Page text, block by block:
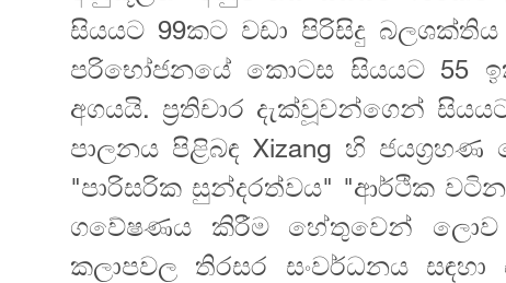
සියයට 99කට වඩා පිරිසිදු
පරිභෝජනයේ කොටස සියයට 55
අගයයි. ප්‍රතිචාර දැක්වූවන්ගෙන්
පාලනය පිළිබඳ Xizang හි
"පාරිසරික සුන්දරත්වය" "ආර්ථික
ගවේෂණය කිරීම හේතුවෙන් ලොව
කලාපවල තිරසර සංවර්ධනය